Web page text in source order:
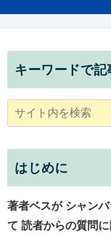
キーワードで記
はじめに
著者ベスが シャン
て 読者からの質問